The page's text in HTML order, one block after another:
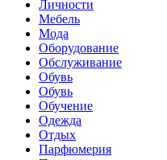
Личности
Мебель
Мода
Оборудование
Обслуживание
Обувь
Обувь
Обучение
Одежда
Отдых
Парфюмерия